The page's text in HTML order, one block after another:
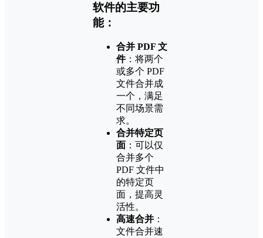
软件的主要功
能：
合并 PDF 文
件：将两个
或多个 PDF
文件合并成
一个，满足
不同场景需
求。
合并特定页
面 ：可以仅
合并多个
PDF 文件中
的特定页
面，提高灵
活性。
高速合并 ：
文件合并速